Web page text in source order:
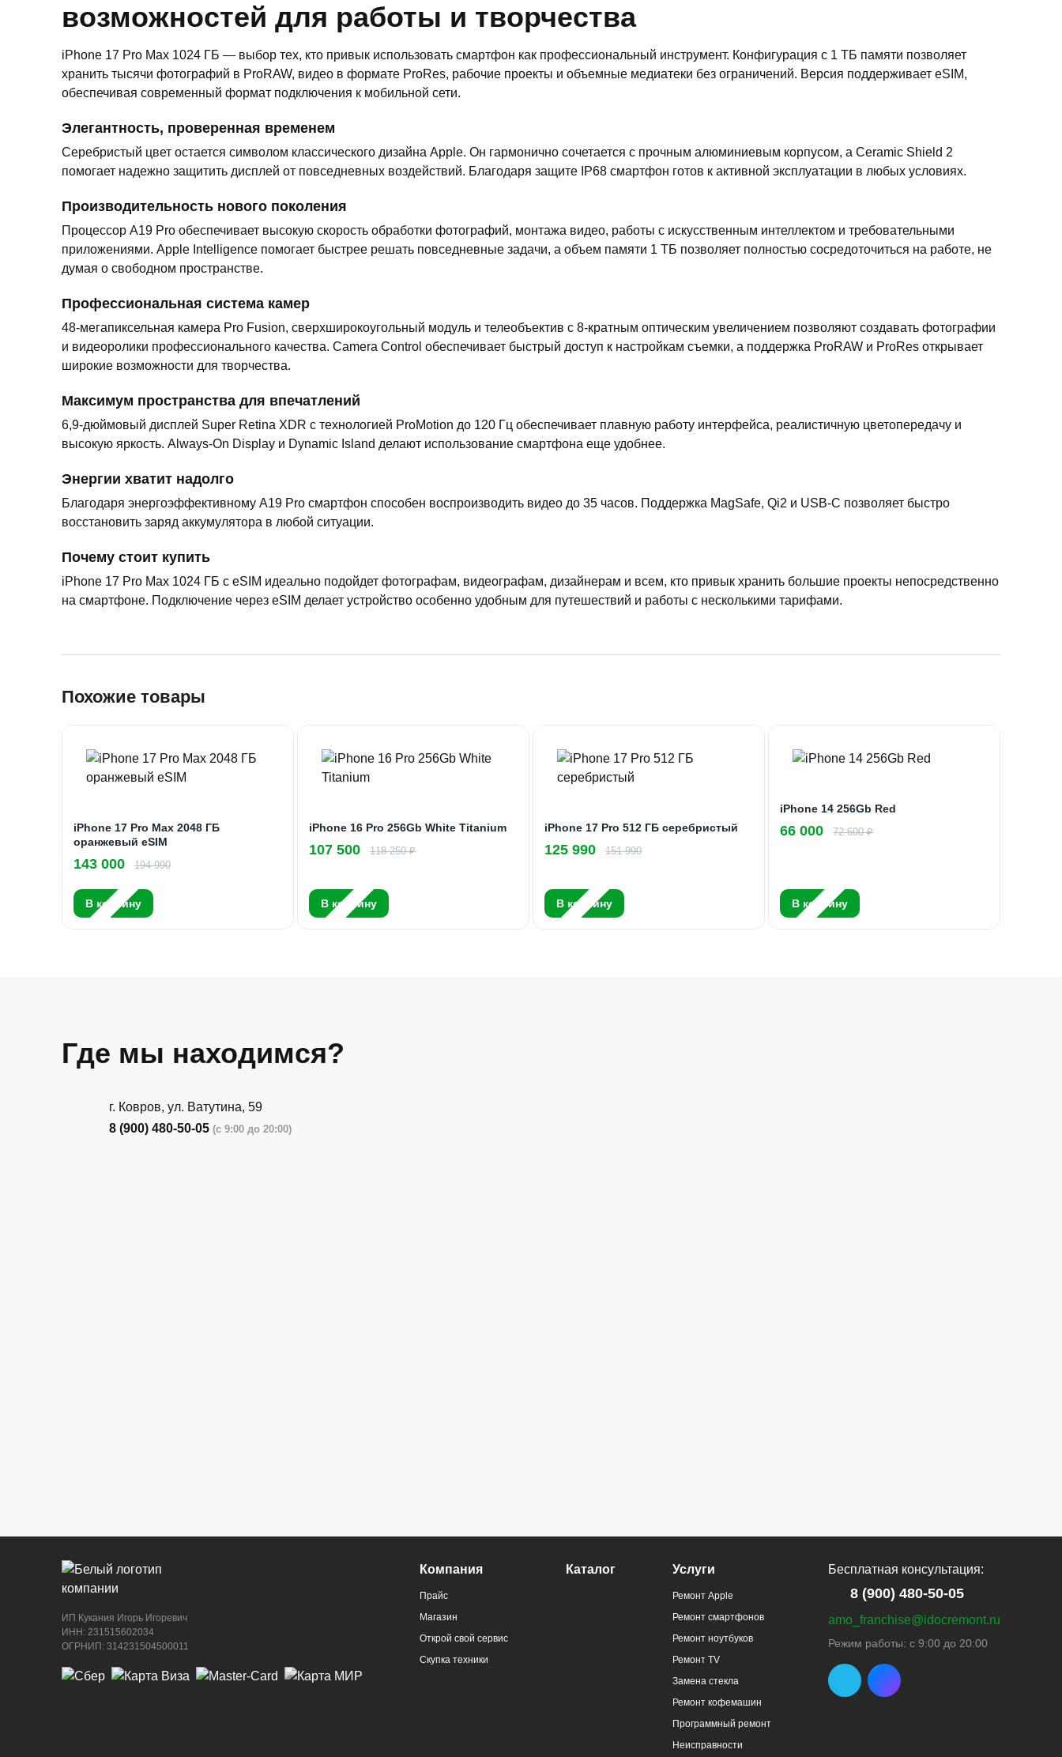
возможностей для работы и творчества
iPhone 17 Pro Max 1024 ГБ — выбор тех, кто привык использовать смартфон как профессиональный инструмент. Конфигурация с 1 ТБ памяти позволяет
хранить тысячи фотографий в ProRAW, видео в формате ProRes, рабочие проекты и объемные медиатеки без ограничений. Версия поддерживает eSIM,
обеспечивая современный формат подключения к мобильной сети.
Элегантность, проверенная временем
Серебристый цвет остается символом классического дизайна Apple. Он гармонично сочетается с прочным алюминиевым корпусом, а Ceramic Shield 2
помогает надежно защитить дисплей от повседневных воздействий. Благодаря защите IP68 смартфон готов к активной эксплуатации в любых условиях.
Производительность нового поколения
Процессор A19 Pro обеспечивает высокую скорость обработки фотографий, монтажа видео, работы с искусственным интеллектом и требовательными
приложениями. Apple Intelligence помогает быстрее решать повседневные задачи, а объем памяти 1 ТБ позволяет полностью сосредоточиться на работе, не
думая о свободном пространстве.
Профессиональная система камер
48-мегапиксельная камера Pro Fusion, сверхширокоугольный модуль и телеобъектив с 8-кратным оптическим увеличением позволяют создавать фотографии
и видеоролики профессионального качества. Camera Control обеспечивает быстрый доступ к настройкам съемки, а поддержка ProRAW и ProRes открывает
широкие возможности для творчества.
Максимум пространства для впечатлений
6,9-дюймовый дисплей Super Retina XDR с технологией ProMotion до 120 Гц обеспечивает плавную работу интерфейса, реалистичную цветопередачу и
высокую яркость. Always-On Display и Dynamic Island делают использование смартфона еще удобнее.
Энергии хватит надолго
Благодаря энергоэффективному A19 Pro смартфон способен воспроизводить видео до 35 часов. Поддержка MagSafe, Qi2 и USB-C позволяет быстро
восстановить заряд аккумулятора в любой ситуации.
Почему стоит купить
iPhone 17 Pro Max 1024 ГБ с eSIM идеально подойдет фотографам, видеографам, дизайнерам и всем, кто привык хранить большие проекты непосредственно
на смартфоне. Подключение через eSIM делает устройство особенно удобным для путешествий и работы с несколькими тарифами.
Похожие товары
iPhone 17 Pro Max 2048 ГБ
оранжевый eSIM
143 000 194 990
В корзину
iPhone 16 Pro 256Gb White Titanium
107 500 118 250 ₽
В корзину
iPhone 17 Pro 512 ГБ серебристый
125 990 151 990
В корзину
iPhone 14 256Gb Red
66 000 72 600 ₽
В корзину
Где мы находимся?
г. Ковров, ул. Ватутина, 59
8 (900) 480-50-05 (с 9:00 до 20:00)
ИП Кукания Игорь Игоревич
ИНН: 231515602034
ОГРНИП: 314231504500011
Компания
Прайс
Магазин
Открой свой сервис
Скупка техники
Каталог Услуги
Ремонт Apple
Ремонт смартфонов
Ремонт ноутбуков
Ремонт TV
Замена стекла
Ремонт кофемашин
Программный ремонт
Неисправности
Бесплатная консультация:
8 (900) 480-50-05
amo_franchise@idocremont.ru
Режим работы: с 9:00 до 20:00